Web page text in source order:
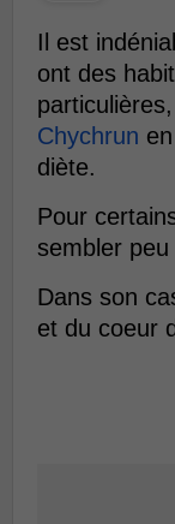
Il est
ont des
Chychrun
diète.
Pour
sembler
Dans son
et du coeur